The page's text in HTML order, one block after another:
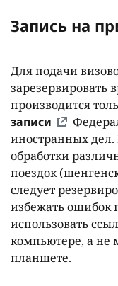
Запись на
Для подачи
зарезервировать
производится
записи
иностранных
обработки
поездок
следует
избежать ошибок
использовать
компьютере, а не
планшете.